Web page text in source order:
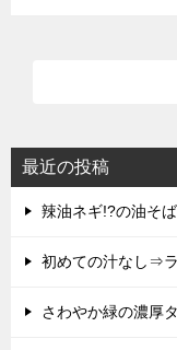
最近の投稿
辣油ネギ!?の油そ
初めての汁なし⇒
さわやか緑の濃厚